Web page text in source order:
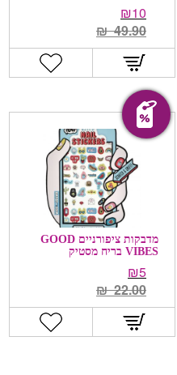
10
₪
49.90
₪
מבצע!
מדבקות ציפורניים GOOD
VIBES בריח מסטיק
5
₪
22.00
₪